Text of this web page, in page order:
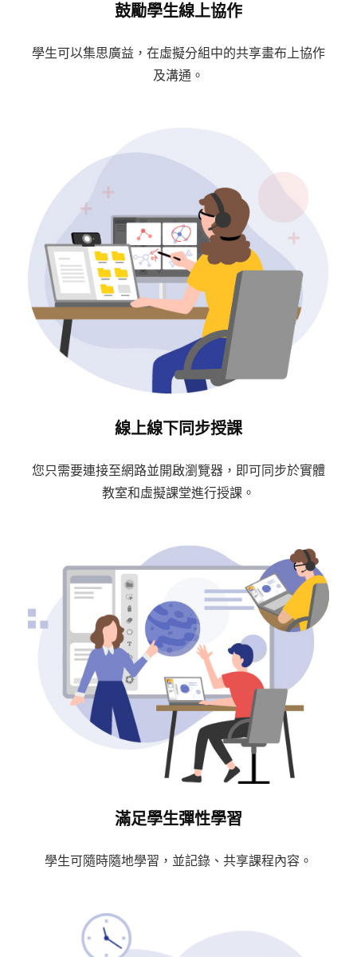
鼓勵學生線上協作
學生可以集思廣益，在虛擬分組中的共享畫布上協作
及溝通。
線上線下同步授課
您只需要連接至網路並開啟瀏覽器，即可同步於實體
教室和虛擬課堂進行授課。
滿足學生彈性學習
學生可隨時隨地學習，並記錄、共享課程內容。